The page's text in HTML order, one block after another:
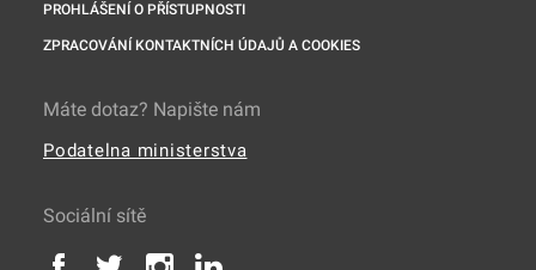
PROHLÁŠENÍ O PŘÍSTUPNOSTI
ZPRACOVÁNÍ KONTAKTNÍCH ÚDAJŮ A COOKIES
Máte dotaz? Napište nám
Podatelna ministerstva
Sociální sítě